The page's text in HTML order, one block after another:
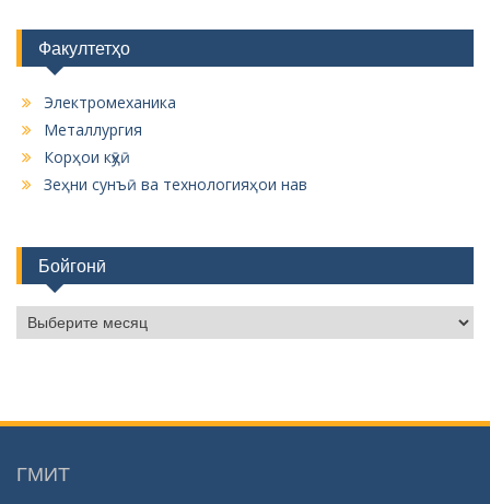
Факултетҳо
Электромеханика
Металлургия
Корҳои кӯҳӣ
Зеҳни сунъӣ ва технологияҳои нав
Бойгонӣ
о
н
ГМИТ